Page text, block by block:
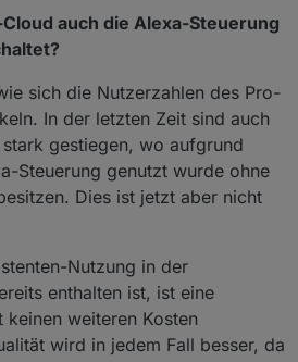
auch die Alexa-Steuerung
sich die Nutzerzahlen des Pro-
In der letzten Zeit sind auch
gestiegen, wo aufgrund
Steuerung genutzt wurde ohne
Dies ist jetzt aber nicht
Nutzung in der
enthalten ist, ist eine
weiteren Kosten
wird in jedem Fall besser, da